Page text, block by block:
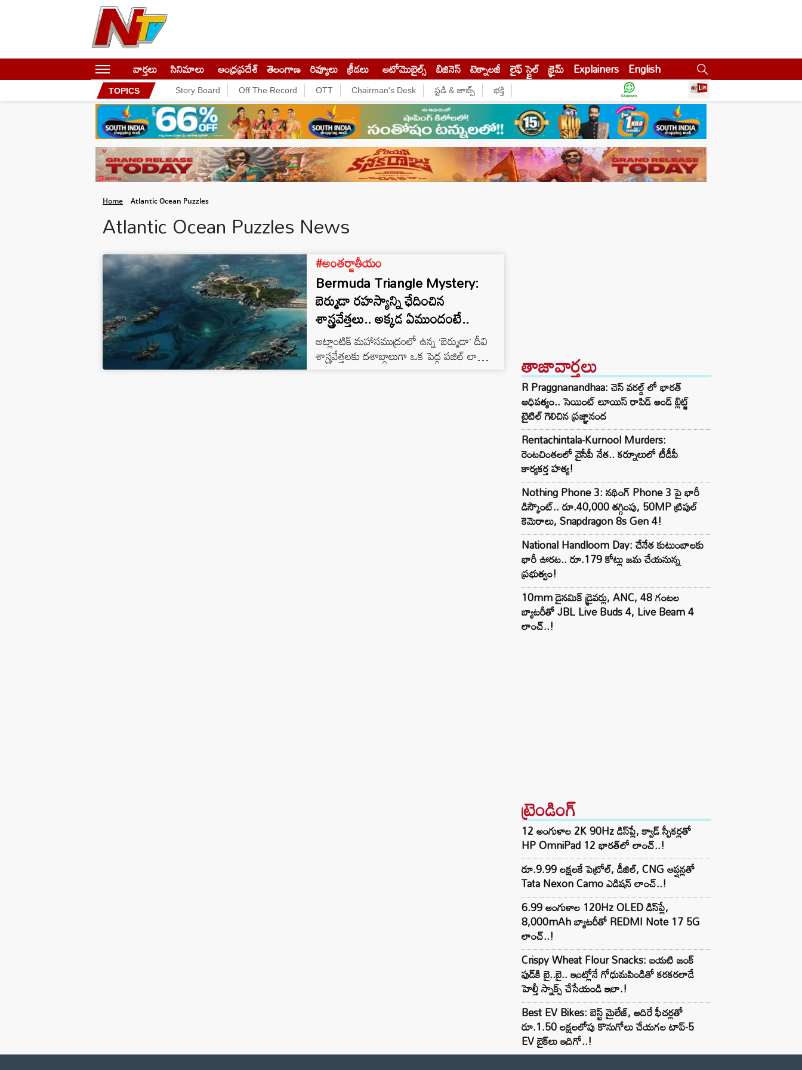
వార్తలు సినిమాలు ఆంధ్రప్రదేశ్ తెలంగాణ రివ్యూలు క్రీడలు ఆటోమొబైల్స్ బిజినెస్‌ టెక్నాలజీ లైఫ్ స్టైల్ క్రైమ్ Explainers English
TOPICS Story Board Off The Record OTT Chairman's Desk స్టడీ & జాబ్స్ భక్తి
Home Atlantic Ocean Puzzles
Atlantic Ocean Puzzles News
#అంతర్జాతీయం
Bermuda Triangle Mystery:
బెర్ముడా రహస్యాన్ని ఛేదించిన
శాస్త్రవేత్తలు.. అక్కడ ఏముందంటే..
అట్లాంటిక్ మహాసముద్రంలో ఉన్న ‘బెర్ముడా’ దీవి
శాస్త్రవేత్తలకు దశాబ్దాలుగా ఒక పెద్ద పజిల్ లా
మారింది. అక్కడి అగ్నిపర్వతాలు 3 కోట్ల తాజావార్తలు
R Praggnanandhaa: చెస్ వరల్డ్ లో భారత్
ఆధిపత్యం.. సెయింట్ లూయిస్ రాపిడ్ అండ్ బ్లిట్జ్
టైటిల్ గెలిచిన ప్రజ్ఞానంద
Rentachintala-Kurnool Murders:
రెంటచింతలలో వైసీపీ నేత.. కర్నూలులో టీడీపీ
కార్యకర్త హత్య!
Nothing Phone 3: నథింగ్ Phone 3 పై భారీ
డిస్కౌంట్.. రూ.40,000 తగ్గింపు, 50MP ట్రిపుల్
కెమెరాలు, Snapdragon 8s Gen 4!
National Handloom Day: చేనేత కుటుంబాలకు
భారీ ఊరట.. రూ.179 కోట్లు జమ చేయనున్న
ప్రభుత్వం!
10mm డైనమిక్ డ్రైవర్లు, ANC, 48 గంటల
బ్యాటరీతో JBL Live Buds 4, Live Beam 4
లాంచ్..!
ట్రెండింగ్‌
12 అంగుళాల 2K 90Hz డిస్‌ప్లే, క్వాడ్ స్పీకర్లతో
HP OmniPad 12 భారత్‌లో లాంచ్..!
రూ.9.99 లక్షలకే పెట్రోల్, డీజిల్, CNG ఆప్షన్లతో
Tata Nexon Camo ఎడిషన్ లాంచ్..!
6.99 అంగుళాల 120Hz OLED డిస్‌ప్లే,
8,000mAh బ్యాటరీతో REDMI Note 17 5G
లాంచ్..!
Crispy Wheat Flour Snacks: బయటి జంక్
ఫుడ్‌కి బై..బై.. ఇంట్లోనే గోధుమపిండితో కరకరలాడే
హెల్తీ స్నాక్స్ చేసేయండి ఇలా.!
Best EV Bikes: బెస్ట్ మైలేజ్, అదిరే ఫీచర్లతో
రూ.1.50 లక్షలలోపు కొనుగోలు చేయగల టాప్-5
EV బైక్‌లు ఇదిగో..!